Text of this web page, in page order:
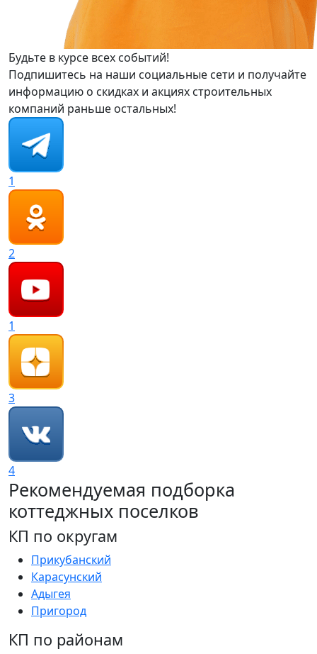
Будьте в курсе всех событий!
Подпишитесь на наши социальные сети и получайте
информацию о скидках и акциях строительных
компаний раньше остальных!
1
2
1
3
4
Рекомендуемая подборка
коттеджных поселков
КП по округам
Прикубанский
Карасунский
Адыгея
Пригород
КП по районам